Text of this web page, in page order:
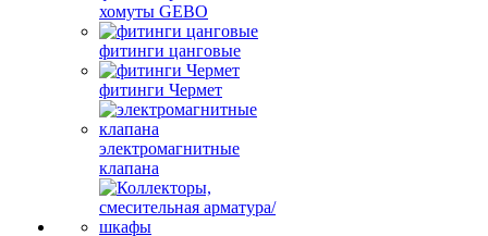
хомуты GEBO
фитинги цанговые
фитинги Чермет
электромагнитные
клапана